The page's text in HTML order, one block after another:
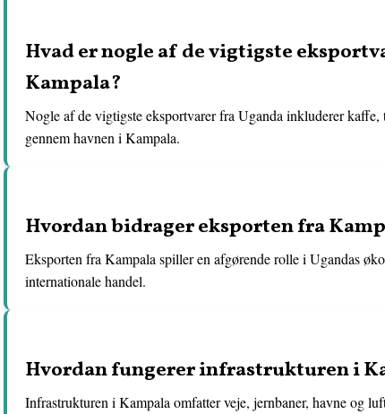
Hvad er nogle af de vigtigste
Kampala?
Nogle af de vigtigste eksportvarer fra Uganda inkluderer
gennem havnen i Kampala.
Hvordan bidrager eksporten fra
Eksporten fra Kampala spiller en afgørende rolle i Ugandas
internationale handel.
Hvordan fungerer infrastrukturen i
Infrastrukturen i Kampala omfatter veje, jernbaner, havne og